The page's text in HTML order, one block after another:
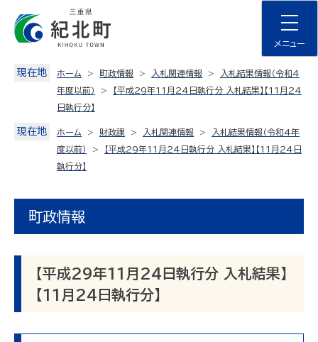
content
メニュー
現在地 ホーム 町政情報 入札関連情報
入札結果情報（令和4
年度以前）
【平成29年11月24日執行分 入札結果】【11月24
日執行分】
現在地 ホーム 財政課 入札関連情報
入札結果情報（令和4年
度以前）
【平成29年11月24日執行分 入札結果】【11月24日
執行分】
町政情報
【平成29年11月24日執行分 入札結果】
【11月24日執行分】